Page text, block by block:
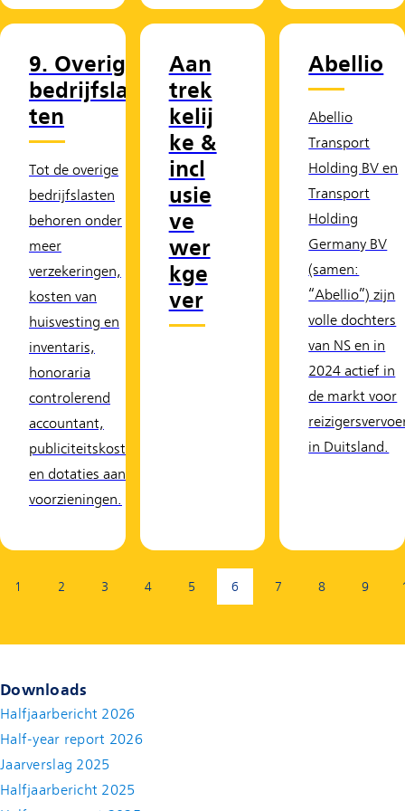
9. Overige
bedrijfslas
ten
Tot de overige
bedrijfslasten
behoren onder
meer
verzekeringen,
kosten van
huisvesting en
inventaris,
honoraria
controlerend
accountant,
publiciteitskosten
en dotaties aan
voorzieningen.
Aan
trek
kelij
ke &
incl
usie
ve
wer
kge
ver
Abellio
Abellio
Transport
Holding BV en
Transport
Holding
Germany BV
(samen:
“Abellio”) zijn
volle dochters
van NS en in
2024 actief in
de markt voor
in Duitsland.
1 2 3 4 5 6(Huidige pagina)
7 8 9
Downloads
Halfjaarbericht 2026
Half-year report 2026
Jaarverslag 2025
Halfjaarbericht 2025